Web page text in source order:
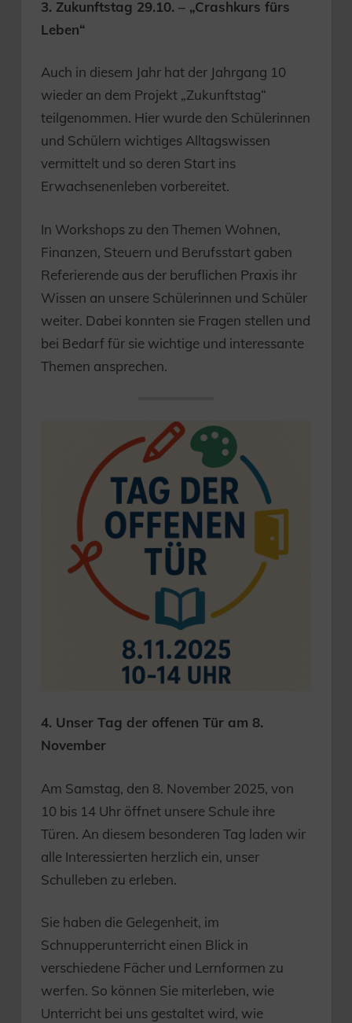
3. Zukunftstag 29.10. – „Crashkurs fürs
Leben“
Auch in diesem Jahr hat der Jahrgang 10
wieder an dem Projekt „Zukunftstag“
teilgenommen. Hier wurde den Schülerinnen
und Schülern wichtiges Alltagswissen
vermittelt und so deren Start ins
Erwachsenenleben vorbereitet.
In Workshops zu den Themen Wohnen,
Finanzen, Steuern und Berufsstart gaben
Referierende aus der beruflichen Praxis ihr
Wissen an unsere Schülerinnen und Schüler
weiter. Dabei konnten sie Fragen stellen und
bei Bedarf für sie wichtige und interessante
Themen ansprechen.
4. Unser Tag der offenen Tür am 8.
November
Am Samstag, den 8. November 2025, von
10 bis 14 Uhr öffnet unsere Schule ihre
Türen. An diesem besonderen Tag laden wir
alle Interessierten herzlich ein, unser
Schulleben zu erleben.
Sie haben die Gelegenheit, im
Schnupperunterricht einen Blick in
verschiedene Fächer und Lernformen zu
werfen. So können Sie miterleben, wie
Unterricht bei uns gestaltet wird, wie